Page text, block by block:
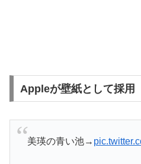
Appleが壁紙として採用
美瑛の青い池→